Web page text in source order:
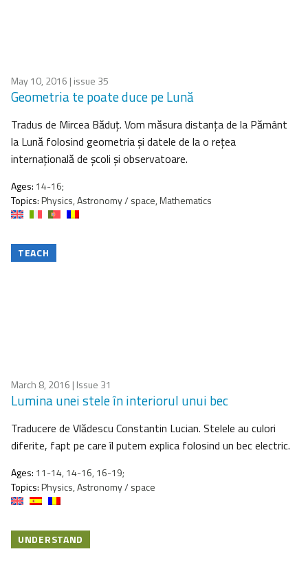
May 10, 2016 | issue 35
Geometria te poate duce pe Lună
Tradus de Mircea Băduţ. Vom măsura distanţa de la Pământ
la Lună folosind geometria şi datele de la o reţea
internaţională de şcoli şi observatoare.
Ages: 14-16;
Topics:Physics, Astronomy / space, Mathematics
TEACH
March 8, 2016 | Issue 31
Lumina unei stele în interiorul unui bec
Traducere de Vlădescu Constantin Lucian. Stelele au culori
diferite, fapt pe care îl putem explica folosind un bec electric.
Ages: 11-14, 14-16, 16-19;
Topics:Physics, Astronomy / space
UNDERSTAND